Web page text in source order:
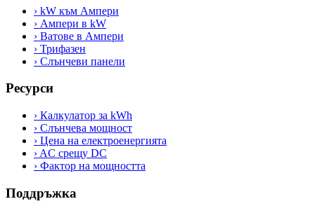
› kW към Ампери
› Ампери в kW
› Ватове в Ампери
› Трифазен
› Слънчеви панели
Ресурси
› Калкулатор за kWh
› Слънчева мощност
› Цена на електроенергията
› AC срещу DC
› Фактор на мощността
Поддръжка